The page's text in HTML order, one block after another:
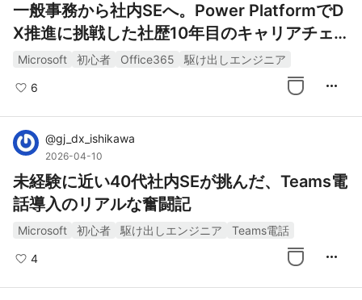
一般事務から社内SEへ。Power PlatformでD
X推進に挑戦した社歴10年目のキャリアチェ
ンジ。
Microsoft 初心者 Office365 駆け出しエンジニア
6 more_horiz
@gj_dx_ishikawa
2026-04-10
未経験に近い40代社内SEが挑んだ、Teams電
話導入のリアルな奮闘記
Microsoft 初心者 駆け出しエンジニア Teams電話
4 more_horiz